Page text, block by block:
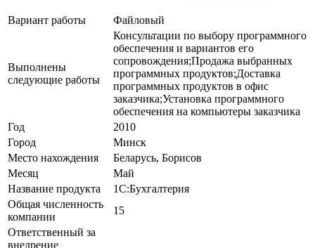
Вариант работы Файловый
Выполнены
следующие работы
Консультации по выбору программного
обеспечения и вариантов его
сопровождения;Продажа выбранных
программных продуктов;Доставка
программных продуктов в офис
заказчика;Установка программного
обеспечения на компьютеры заказчика
Год
2010
Город
Минск
Место нахождения
Беларусь, Борисов
Месяц
Май
Название продукта
1С:Бухгалтерия
Общая численность
компании
15
Ответственный за
внедрение